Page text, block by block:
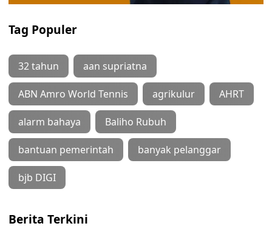
Tag Populer
32 tahun aan supriatna
ABN Amro World Tennis agrikulur AHRT
alarm bahaya Baliho Rubuh
bantuan pemerintah banyak pelanggar
bjb DIGI
Berita Terkini